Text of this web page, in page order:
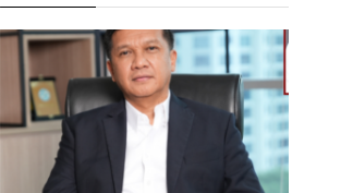
Previous Next